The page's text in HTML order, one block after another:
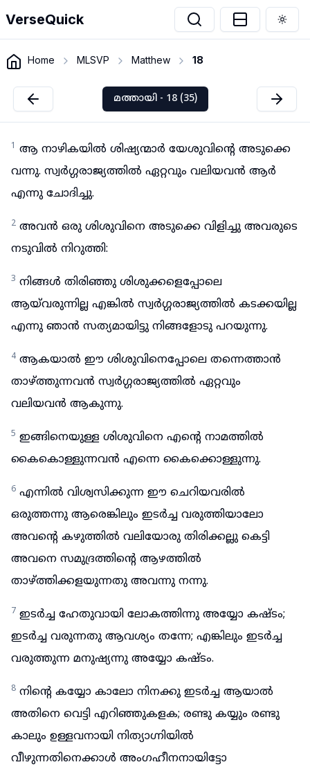
VerseQuick
Home MLSVP Matthew 18
മത്തായി - 18 (35)
1 ആ നാഴികയിൽ ശിഷ്യന്മാർ യേശുവിന്റെ അടുക്കെ
വന്നു. സ്വർഗ്ഗരാജ്യത്തിൽ ഏറ്റവും വലിയവൻ ആർ
എന്നു ചോദിച്ചു.
2 അവൻ ഒരു ശിശുവിനെ അടുക്കെ വിളിച്ചു അവരുടെ
നടുവിൽ നിറുത്തി:
3 നിങ്ങൾ തിരിഞ്ഞു ശിശുക്കളെപ്പോലെ
ആയ്‌വരുന്നില്ല എങ്കിൽ സ്വർഗ്ഗരാജ്യത്തിൽ കടക്കയില്ല
എന്നു ഞാൻ സത്യമായിട്ടു നിങ്ങളോടു പറയുന്നു.
4 ആകയാൽ ഈ ശിശുവിനെപ്പോലെ തന്നെത്താൻ
താഴ്ത്തുന്നവൻ സ്വർഗ്ഗരാജ്യത്തിൽ ഏറ്റവും
വലിയവൻ ആകുന്നു.
5 ഇങ്ങിനെയുള്ള ശിശുവിനെ എന്റെ നാമത്തിൽ
കൈകൊള്ളുന്നവൻ എന്നെ കൈക്കൊള്ളുന്നു.
6 എന്നിൽ വിശ്വസിക്കുന്ന ഈ ചെറിയവരിൽ
ഒരുത്തന്നു ആരെങ്കിലും ഇടർച്ച വരുത്തിയാലോ
അവന്റെ കഴുത്തിൽ വലിയോരു തിരിക്കല്ലു കെട്ടി
അവനെ സമുദ്രത്തിന്റെ ആഴത്തിൽ
താഴ്ത്തിക്കളയുന്നതു അവന്നു നന്നു.
7 ഇടർച്ച ഹേതുവായി ലോകത്തിന്നു അയ്യോ കഷ്ടം;
ഇടർച്ച വരുന്നതു ആവശ്യം തന്നേ; എങ്കിലും ഇടർച്ച
വരുത്തുന്ന മനുഷ്യന്നു അയ്യോ കഷ്ടം.
8 നിന്റെ കയ്യോ കാലോ നിനക്കു ഇടർച്ച ആയാൽ
അതിനെ വെട്ടി എറിഞ്ഞുകളക; രണ്ടു കയ്യും രണ്ടു
കാലും ഉള്ളവനായി നിത്യാഗ്നിയിൽ
വീഴുന്നതിനെക്കാൾ അംഗഹീനനായിട്ടോ